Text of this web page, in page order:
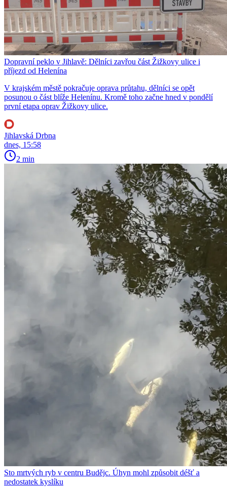
Dopravní peklo v Jihlavě: Dělníci zavřou část Žižkovy ulice i
příjezd od Helenína
V krajském městě pokračuje oprava průtahu, dělníci se opět
posunou o část blíže Helenínu. Kromě toho začne hned v pondělí
první etapa oprav Žižkovy ulice.
Jihlavská Drbna
dnes, 15:58
2 min
Sto mrtvých ryb v centru Budějc. Úhyn mohl způsobit déšť a
nedostatek kyslíku